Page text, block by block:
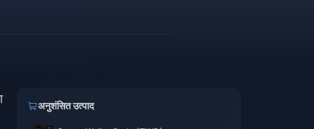
अनुशंसित उत्पाद